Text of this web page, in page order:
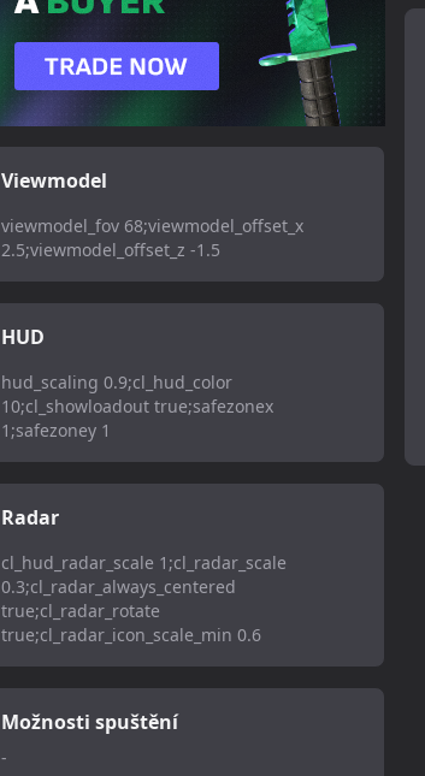
Viewmodel
viewmodel_fov 68;viewmodel_offset_x
2.5;viewmodel_offset_z -1.5
HUD
hud_scaling 0.9;cl_hud_color
10;cl_showloadout true;safezonex
1;safezoney 1
Radar
cl_hud_radar_scale 1;cl_radar_scale
0.3;cl_radar_always_centered
true;cl_radar_rotate
true;cl_radar_icon_scale_min 0.6
Možnosti spuštění
-